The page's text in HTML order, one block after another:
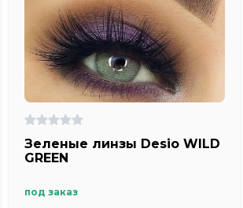
Зеленые линзы Desio WILD
GREEN
под заказ